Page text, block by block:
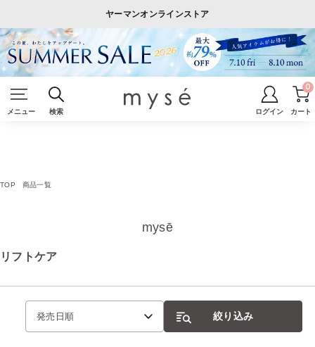
ヤーマンオンラインストア
メニュー 検索 ログイン カート
0
TOP 商品一覧
mysē
リフトケア
発売日順 絞り込み